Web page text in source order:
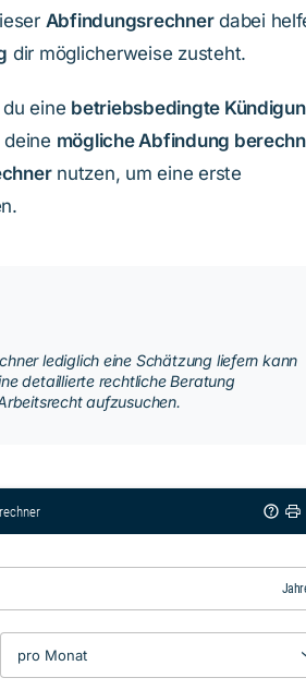
Abfindungsrechnerdabei
dir möglicherweise zusteht.
eine betriebsbedingte
mögliche Abfindung
nutzen, um eine erste
lediglich eine Schätzung liefern kann
detaillierte rechtliche Beratung
aufzusuchen.